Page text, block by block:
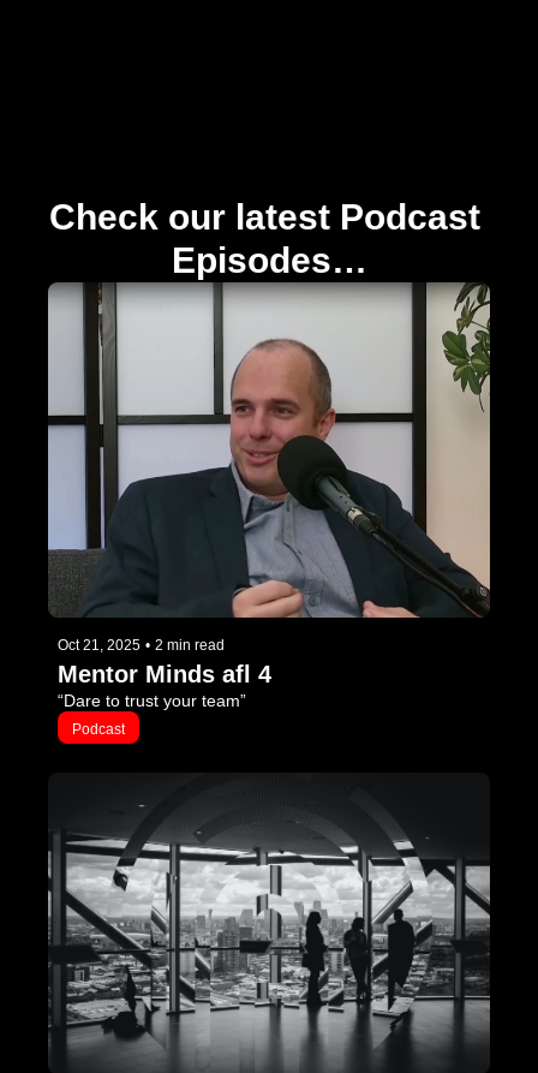
Check our latest Podcast
Episodes…
Oct 21, 2025 • 2 min read
Mentor Minds afl 4
“Dare to trust your team”
Podcast